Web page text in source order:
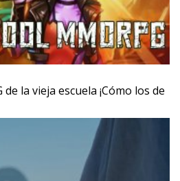
la vieja escuela ¡Cómo los de